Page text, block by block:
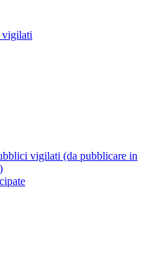
vigilati (da pubblicare in